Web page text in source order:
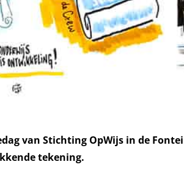
van Stichting OpWijs in de
tekening.